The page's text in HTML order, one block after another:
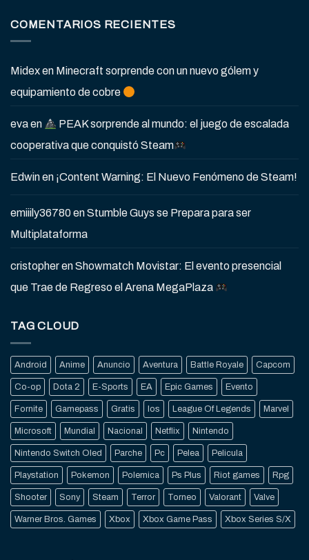
COMENTARIOS RECIENTES
Midexen Minecraft sorprende con un nuevo gólem y
equipamiento de cobre
evaen
PEAK sorprende al mundo: el juego de escalada
cooperativa que conquistó Steam
Edwinen ¡Content Warning: El Nuevo Fenómeno de Steam!
emiiily36780enStumble Guys se Prepara para ser
Multiplataforma
cristopherenShowmatch Movistar: El evento presencial
que Trae de Regreso el Arena MegaPlaza
TAG CLOUD
Android Anime Anuncio Aventura Battle Royale Capcom
Co-op Dota 2 E-Sports EA Epic Games Evento
Fornite Gamepass Gratis Ios League Of Legends Marvel
Microsoft Mundial Nacional Netflix Nintendo
Nintendo Switch Oled Parche Pc Pelea Pelicula
Playstation Pokemon Polemica Ps Plus Riot games Rpg
Shooter Sony Steam Terror Torneo Valorant Valve
Warner Bros. Games Xbox Xbox Game Pass Xbox Series S/X